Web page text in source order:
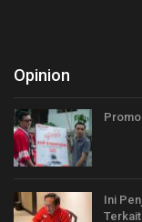
Opinion
Ini